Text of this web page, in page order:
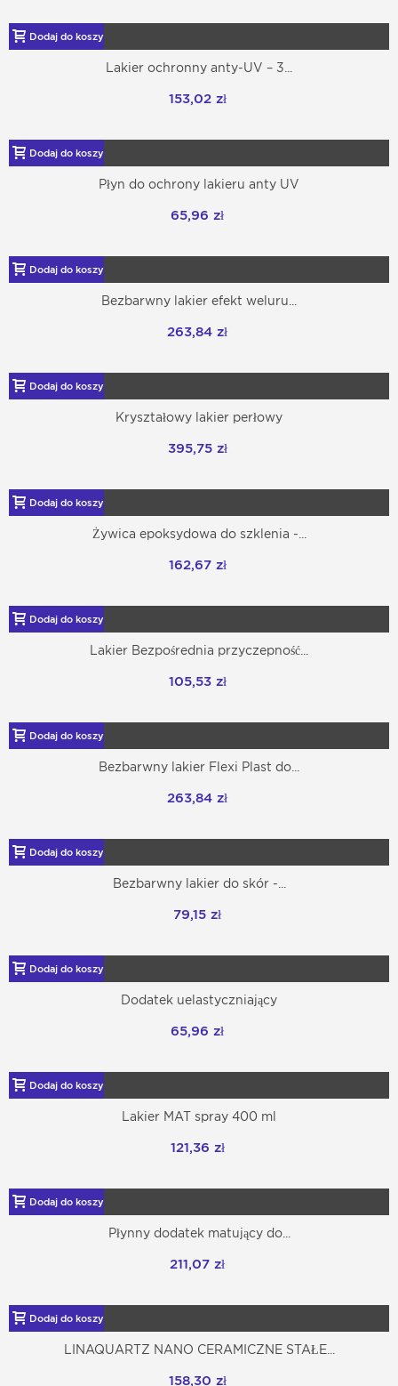
Dodaj do koszyka
Lakier ochronny anty-UV – 3...
153,02 zł
Dodaj do koszyka
Płyn do ochrony lakieru anty UV
65,96 zł
Dodaj do koszyka
Bezbarwny lakier efekt weluru...
263,84 zł
Dodaj do koszyka
Kryształowy lakier perłowy
395,75 zł
Dodaj do koszyka
Żywica epoksydowa do szklenia -...
162,67 zł
Dodaj do koszyka
Lakier Bezpośrednia przyczepność...
105,53 zł
Dodaj do koszyka
Bezbarwny lakier Flexi Plast do...
263,84 zł
Dodaj do koszyka
Bezbarwny lakier do skór -...
79,15 zł
Dodaj do koszyka
Dodatek uelastyczniający
65,96 zł
Dodaj do koszyka
Lakier MAT spray 400 ml
121,36 zł
Dodaj do koszyka
Płynny dodatek matujący do...
211,07 zł
Dodaj do koszyka
LINAQUARTZ NANO CERAMICZNE STAŁE...
158,30 zł